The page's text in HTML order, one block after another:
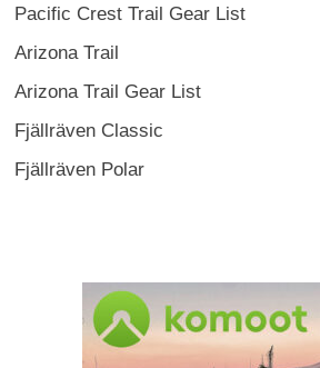
Pacific Crest Trail Gear List
Arizona Trail
Arizona Trail Gear List
Fjällräven Classic
Fjällräven Polar